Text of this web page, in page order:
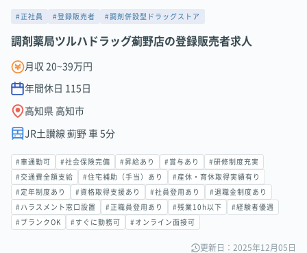
#正社員 #登録販売者 #調剤併設型ドラッグストア
調剤薬局ツルハドラッグ薊野店の登録販売者求人
月収 20~39万円
年間休日 115 日
高知県 高知市
JR土讃線 薊野 車 5分
#車通勤可 #社会保険完備 #昇給あり #賞与あり #研修制度充実
#交通費全額支給 #住宅補助（手当）あり #産休・育休取得実績有り
#定年制度あり #資格取得支援あり #社員登用あり #退職金制度あり
#ハラスメント窓口設置 #正職員登用あり #残業10h以下 #経験者優遇
#ブランクOK #すぐに勤務可 #オンライン面接可
更新日：2025年12月05日